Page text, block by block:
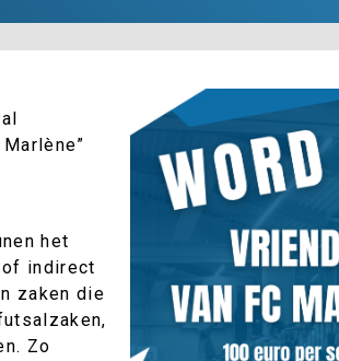
het
of indirect
zaken die
Zo